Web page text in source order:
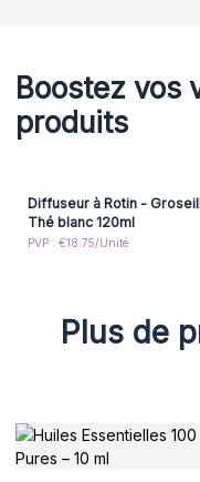
Boostez vos
produits
Diffuseur à Rotin -
Thé blanc 120ml
PVP : €18.75/Unité
Plus de